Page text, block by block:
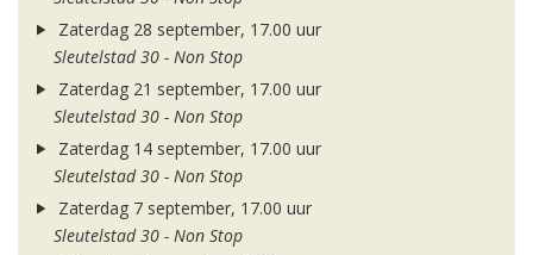
Zaterdag 28 september, 17.00 uur
Sleutelstad 30 - Non Stop
Zaterdag 21 september, 17.00 uur
Sleutelstad 30 - Non Stop
Zaterdag 14 september, 17.00 uur
Sleutelstad 30 - Non Stop
Zaterdag 7 september, 17.00 uur
Sleutelstad 30 - Non Stop